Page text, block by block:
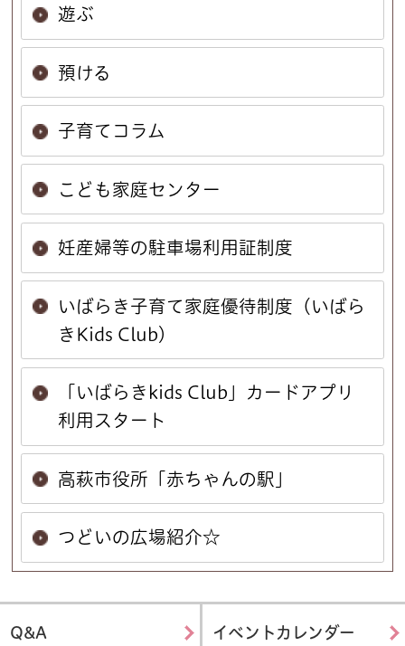
遊ぶ
預ける
子育てコラム
こども家庭センター
妊産婦等の駐車場利用証制度
いばらき子育て家庭優待制度（いばら
きKids Club）
「いばらきkids Club」カードアプリ
利用スタート
高萩市役所「赤ちゃんの駅」
つどいの広場紹介☆
Q&A イベントカレンダー